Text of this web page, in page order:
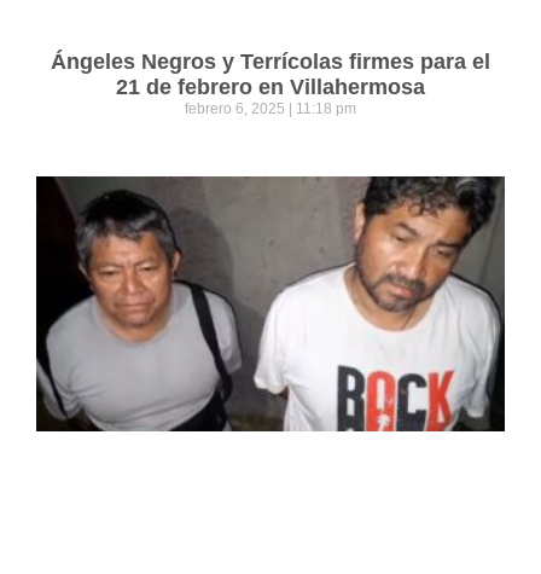
Ángeles Negros y Terrícolas firmes para el
21 de febrero en Villahermosa
febrero 6, 2025 11:18 pm